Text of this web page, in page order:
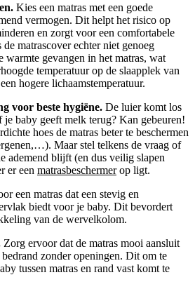
Kies een matras met een goede
vermogen. Dit helpt het risico op
en zorgt voor een comfortabele
matrascover echter niet genoeg
warmte gevangen in het matras, wat
temperatuur op de slaapplek van
hogere lichaamstemperatuur.
voor beste hygiëne. De luier komt los
je baby geeft melk terug? Kan gebeuren!
hoes de matras beter te beschermen
Maar stel telkens de vraag of
ademend blijft (en dus veilig slapen
er een matrasbeschermerop ligt.
een matras dat een stevig en
biedt voor je baby. Dit bevordert
van de wervelkolom.
Zorg ervoor dat de matras mooi aansluit
zonder openingen. Dit om te
tussen matras en rand vast komt te